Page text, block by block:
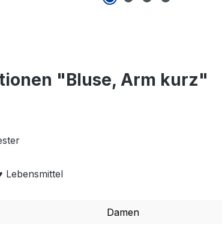
"Bluse, Arm kurz"
Lebensmittel
Damen